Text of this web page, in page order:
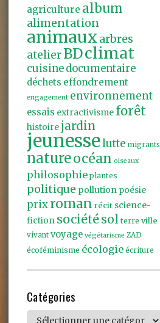
agriculture album
alimentation
animaux arbres
atelier BDclimat
cuisine documentaire
déchets effondrement
engagement environnement
essais extractivisme forêt
histoire jardin
jeunesselutte migrants
natureocéan oiseaux
philosophie plantes
politique pollution poésie
prix roman récit science-
fiction sociétésol terre ville
vivant voyage végétarisme ZAD
écoféminisme écologie écriture
Catégories
Catégories